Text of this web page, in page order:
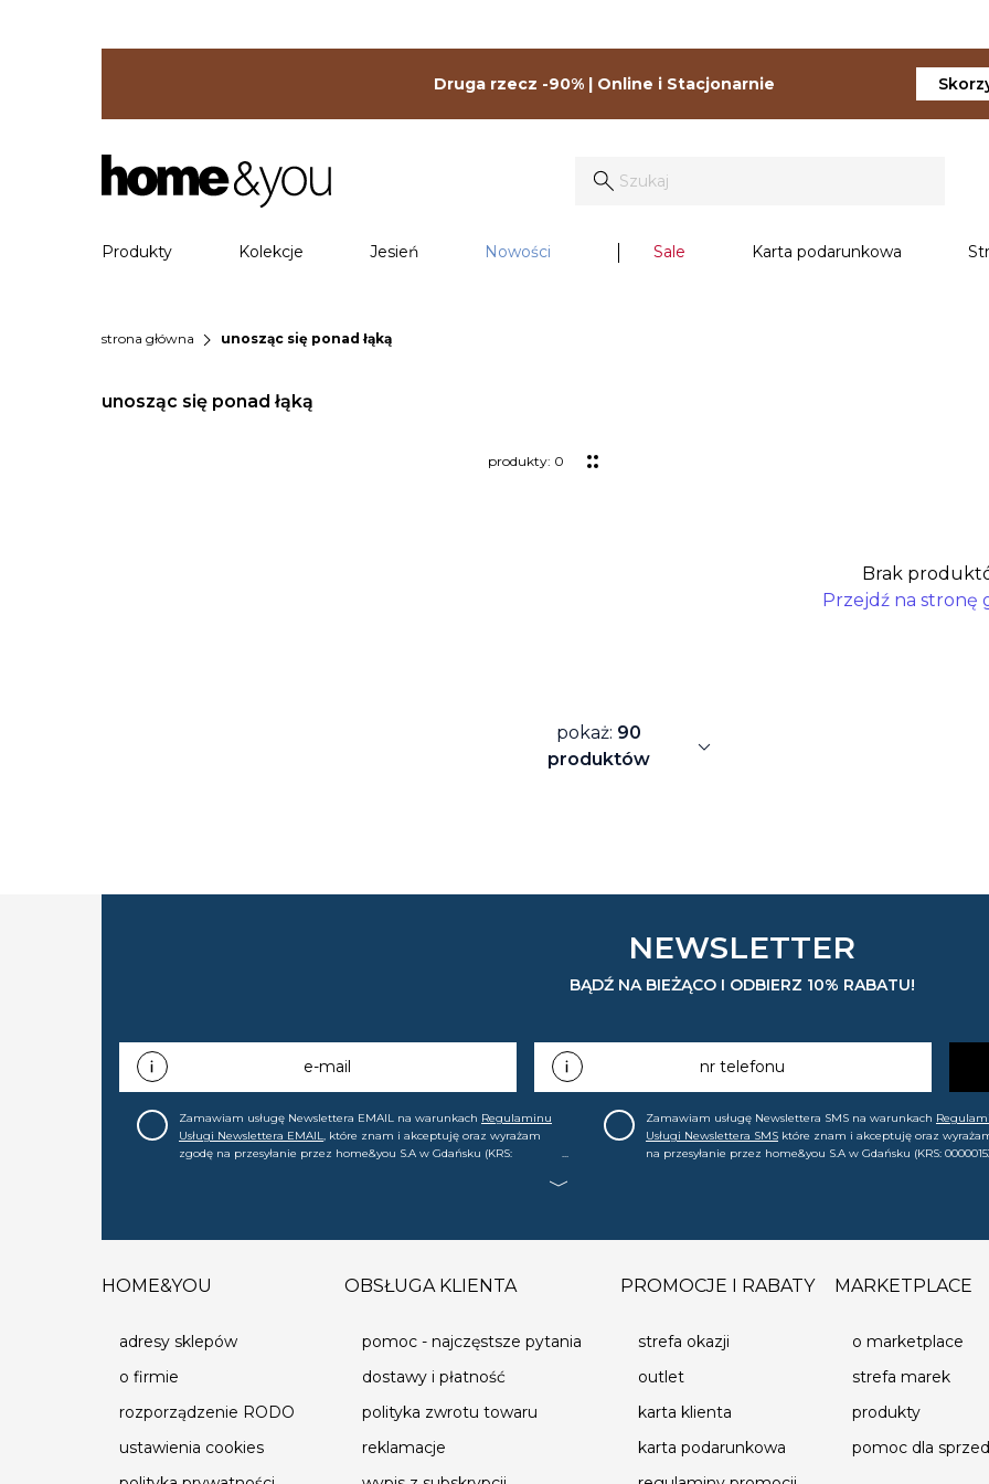
Druga rzecz -90% | Online i Stacjonarnie
Produkty Kolekcje Jesień Nowości Sale Karta podarunkowa
strona główna chevron_right unosząc się ponad łąką
unosząc się ponad łąką
produkty: 0
Brak
Przejdź na stronę
pokaż: 90
produktów
expand_more
NEWSLETTER
BĄDŹ NA BIEŻĄCO I ODBIERZ 10% RABATU!
e-mail
Zamawiam usługę Newslettera EMAIL na warunkach Regulaminu
Usługi Newslettera EMAIL
, które znam i akceptuję oraz wyrażam
zgodę na przesyłanie przez home&you S.A w Gdańsku (KRS:
nowościach, ofertach, promocjach, wyprzedażach). Wiem, że mogę tę
nr telefonu
Zamawiam usługę Newslettera SMS na warunkach
Usługi Newslettera SMS które znam i akceptuję oraz
na przesyłanie przez home&you S.A w Gdańsku (KRS:
promocjach, wyprzedażach). Wiem, że mogę tę zgodę w
HOME&YOU
adresy sklepów
o firmie
rozporządzenie RODO
ustawienia cookies
OBSŁUGA KLIENTA
pomoc - najczęstsze pytania
dostawy i płatność
polityka zwrotu towaru
reklamacje
PROMOCJE I RABATY
strefa okazji
outlet
karta klienta
karta podarunkowa
MARKETPLACE
o marketplace
strefa marek
produkty
pomoc dla